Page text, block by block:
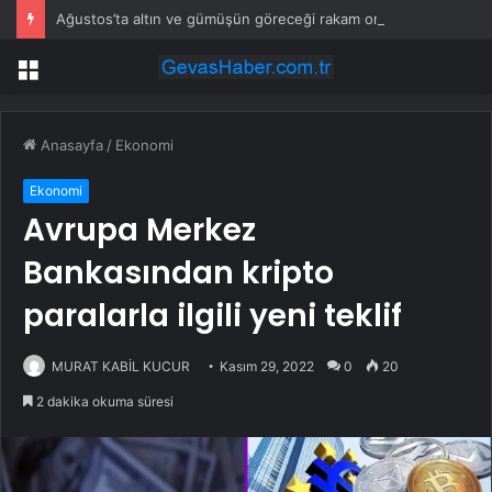
Ağustos’ta altın ve gümüşün göreceği rakam ortaya çıktı
Menü
Anasayfa / Ekonomi
Ekonomi
Avrupa Merkez
Bankasından kripto
paralarla ilgili yeni teklif
MURAT KABİL KUCUR Kasım 29, 2022 0 20
2 dakika okuma süresi